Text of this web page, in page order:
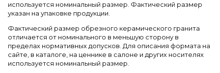
используется номинальный размер. Фактический размер
указан на упаковке продукции.
Фактический размер обрезного керамического гранита
отличается от номинального в меньшую сторону в
пределах нормативных допусков. Для описания формата на
сайте, в каталоге, на ценнике в салоне и других носителях
используется номинальный размер.